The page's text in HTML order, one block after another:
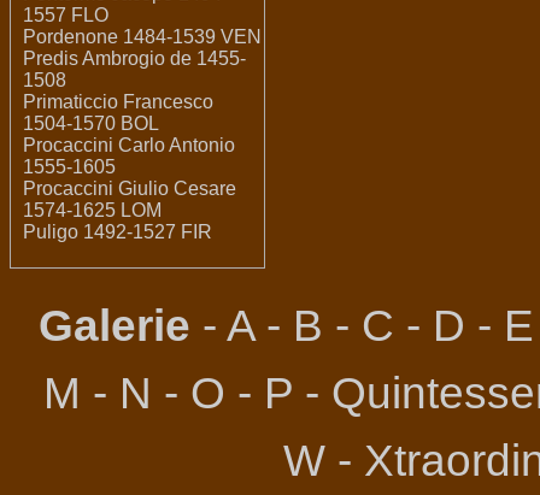
1557 FLO
Pordenone 1484-1539 VEN
Predis Ambrogio de 1455-
1508
Primaticcio Francesco
1504-1570 BOL
Procaccini Carlo Antonio
1555-1605
Procaccini Giulio Cesare
1574-1625 LOM
Puligo 1492-1527 FIR
Galerie - A- B - C - D - E
M - N - O - P -
W -